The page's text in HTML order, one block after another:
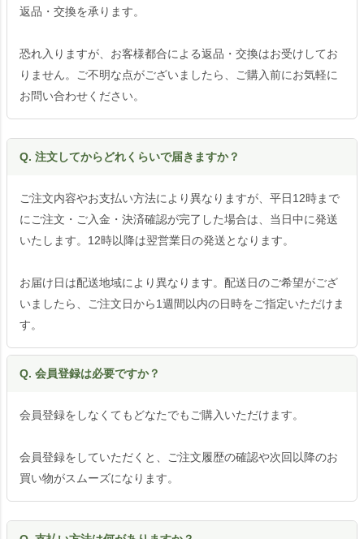
返品・交換を承ります。
恐れ入りますが、お客様都合による返品・交換はお受けしてお
りません。ご不明な点がございましたら、ご購入前にお気軽に
お問い合わせください。
Q. 注文してからどれくらいで届きますか？
ご注文内容やお支払い方法により異なりますが、平日12時まで
にご注文・ご入金・決済確認が完了した場合は、当日中に発送
いたします。12時以降は翌営業日の発送となります。
お届け日は配送地域により異なります。配送日のご希望がござ
いましたら、ご注文日から1週間以内の日時をご指定いただけま
す。
Q. 会員登録は必要ですか？
会員登録をしなくてもどなたでもご購入いただけます。
会員登録をしていただくと、ご注文履歴の確認や次回以降のお
買い物がスムーズになります。